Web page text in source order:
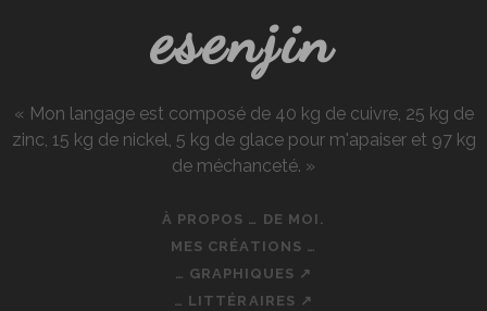
esenjin
« Mon langage est composé de 40 kg de cuivre, 25 kg de
zinc, 15 kg de nickel, 5 kg de glace pour m'apaiser et 97 kg
de méchanceté. »
À PROPOS … DE MOI.
MES CRÉATIONS …
… GRAPHIQUES ↗
… LITTÉRAIRES ↗